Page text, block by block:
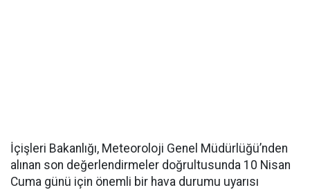
İçişleri Bakanlığı, Meteoroloji Genel Müdürlüğü’nden
alınan son değerlendirmeler doğrultusunda 10 Nisan
Cuma günü için önemli bir hava durumu uyarısı